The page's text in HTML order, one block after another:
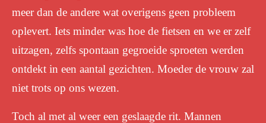
meer dan de andere wat overigens geen probleem
oplevert. Iets minder was hoe de fietsen en we er zelf
uitzagen, zelfs spontaan gegroeide sproeten werden
ontdekt in een aantal gezichten. Moeder de vrouw zal
niet trots op ons wezen.
Toch al met al weer een geslaagde rit. Mannen